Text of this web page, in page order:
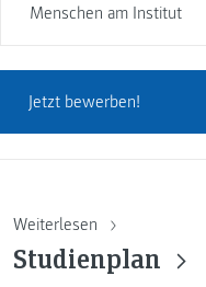
Menschen am Institut
Jetzt bewerben!
Weiterlesen
Studienplan